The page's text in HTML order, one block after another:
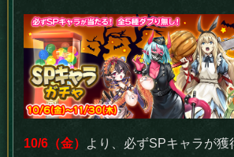
10/6（金）
より、必ずSPキャラが獲